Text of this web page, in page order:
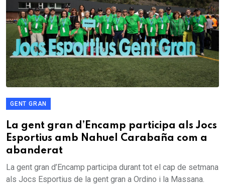
GENT GRAN
La gent gran d’Encamp participa als Jocs
Esportius amb Nahuel Carabaña com a
abanderat
La gent gran d’Encamp participa durant tot el cap de setmana
als Jocs Esportius de la gent gran a Ordino i la Massana.